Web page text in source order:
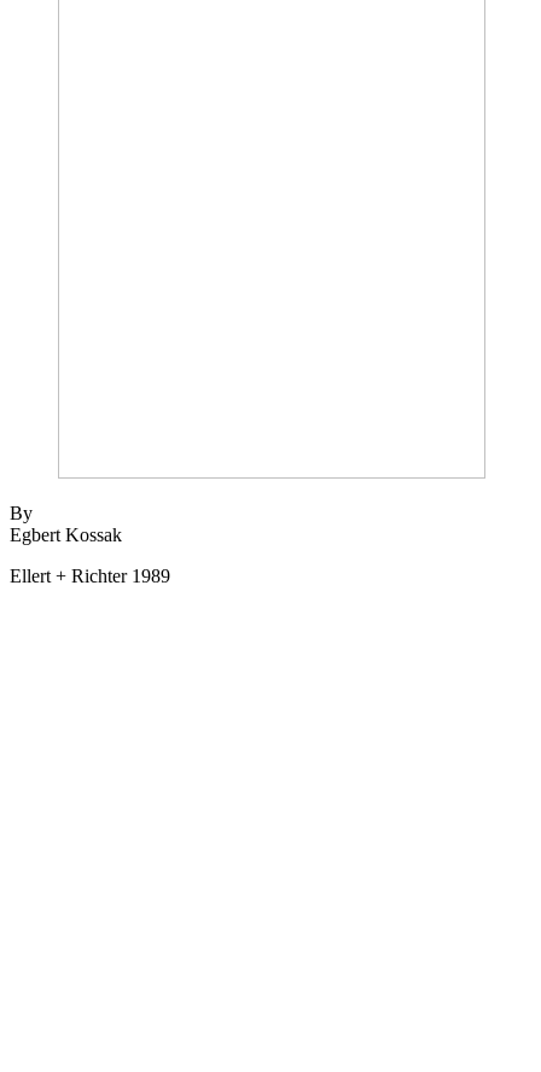
By
Egbert Kossak
Ellert + Richter 1989